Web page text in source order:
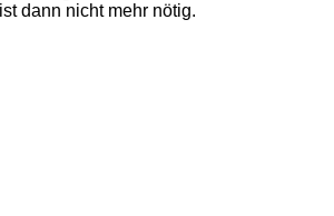
dann nicht mehr nötig.